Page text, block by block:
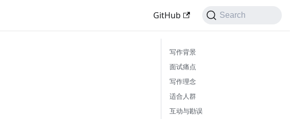
GitHub Search
写作背景
面试痛点
写作理念
适合人群
互动与勘误